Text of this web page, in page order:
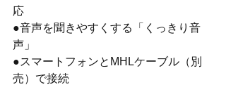
応
●音声を聞きやすくする「くっきり音
声」
●スマートフォンとMHLケーブル（別
売）で接続